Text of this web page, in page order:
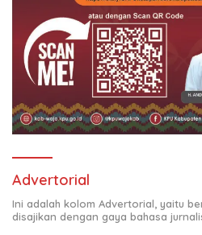
Advertorial
Ini adalah kolom Advertorial, yaitu
disajikan dengan gaya bahasa